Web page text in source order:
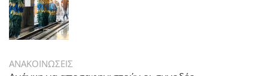
ΑΝΑΚΟΙΝΩΣΕΙΣ